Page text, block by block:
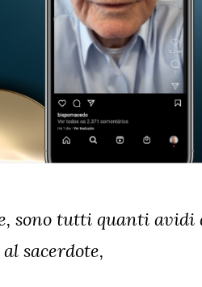
sono tutti quanti avidi
sacerdote,